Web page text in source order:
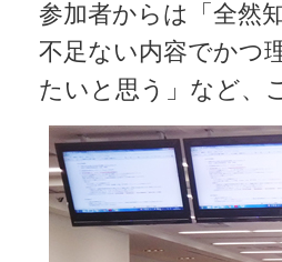
参加者からは「全然
不足ない内容でかつ
たいと思う」など、